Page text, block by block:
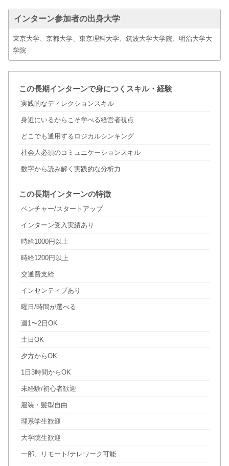
インターン参加者の出身大学
東京大学、京都大学、東京理科大学、筑波大学大学院、明治大学大
学院
この長期インターンで身につくスキル・経験
実践的なディレクションスキル
身近にいるからこそ学べる経営者視点
どこでも通用するロジカルシンキング
社会人必須のコミュニケーションスキル
数字から読み解く実践的な分析力
この長期インターンの特徴
ベンチャー/スタートアップ
インターン受入実績あり
時給1000円以上
時給1200円以上
交通費支給
インセンティブあり
曜日/時間が選べる
週1〜2日OK
土日OK
夕方からOK
1日3時間からOK
未経験/初心者歓迎
服装・髪型自由
理系学生歓迎
大学院生歓迎
一部、リモート/テレワーク可能